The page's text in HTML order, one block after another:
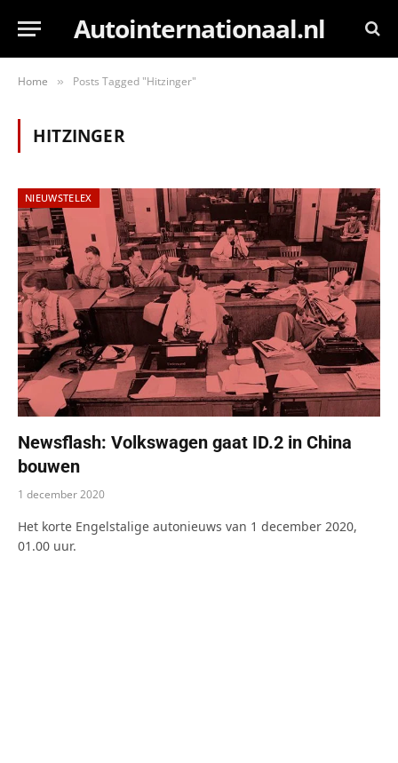
Autointernationaal.nl
Home » Posts Tagged "Hitzinger"
HITZINGER
NIEUWSTELEX
Newsflash: Volkswagen gaat ID.2 in China
bouwen
1 december 2020
Het korte Engelstalige autonieuws van 1 december 2020,
01.00 uur.